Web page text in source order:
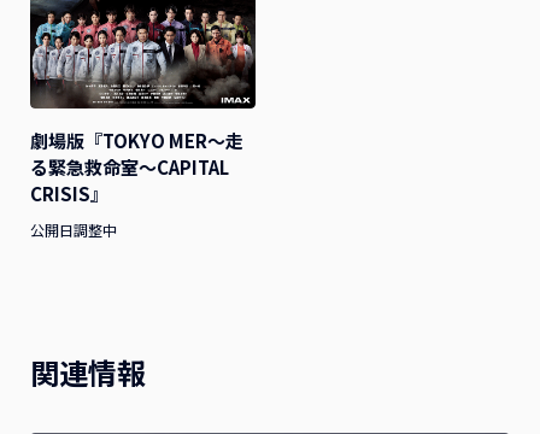
劇場版『TOKYO MER～走
る緊急救命室～CAPITAL
CRISIS』
公開日調整中
関連情報